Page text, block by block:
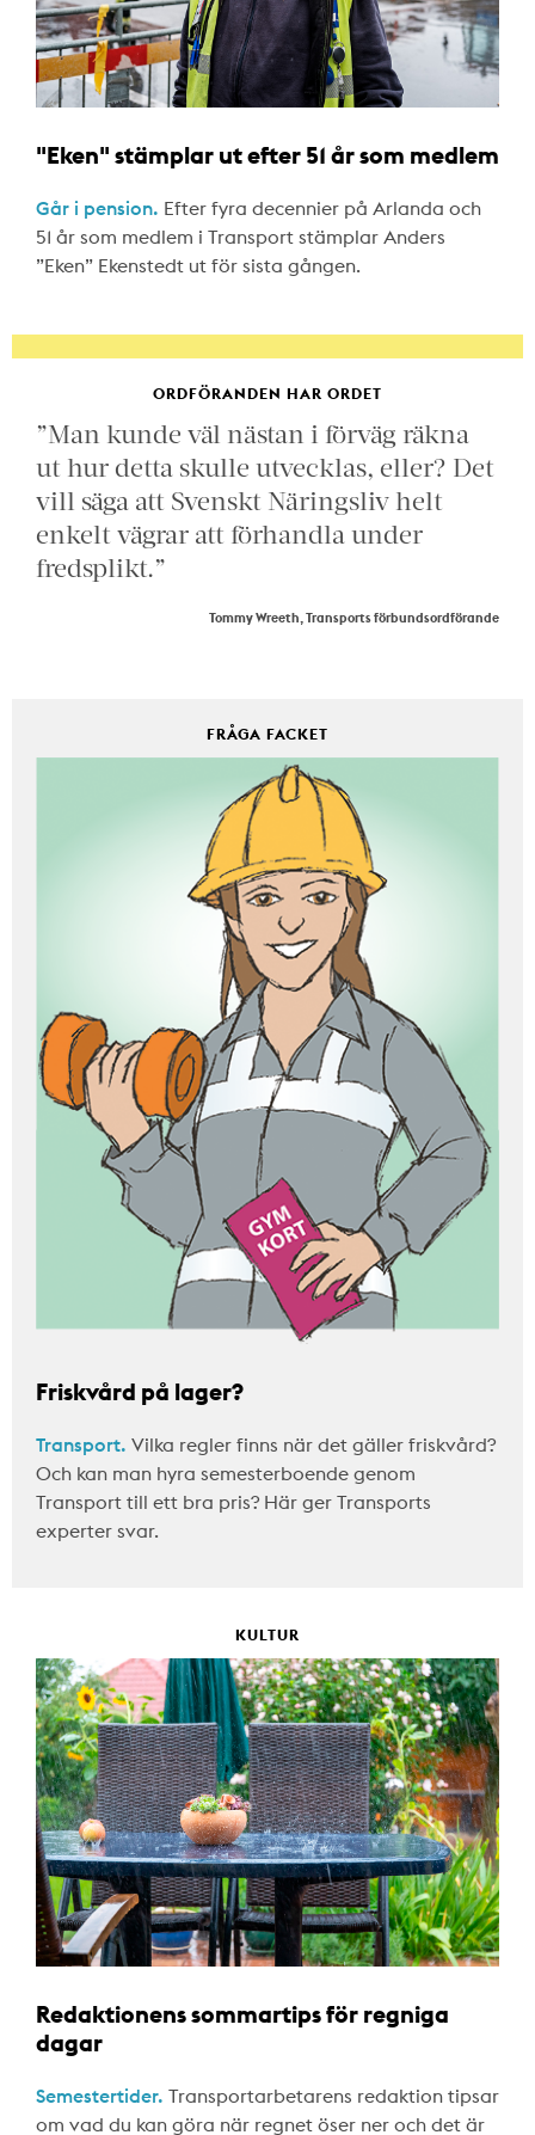
"Eken" stämplar ut efter 51 år som medlem
Går i pension. Efter fyra decennier på Arlanda och
51 år som medlem i Transport stämplar Anders
”Eken” Ekenstedt ut för sista gången.
ORDFÖRANDEN HAR ORDET
”Man kunde väl nästan i förväg räkna
ut hur detta skulle utvecklas, eller? Det
vill säga att Svenskt Näringsliv helt
enkelt vägrar att förhandla under
fredsplikt.”
Tommy Wreeth, Transports förbundsordförande
FRÅGA FACKET
Friskvård på lager?
Transport. Vilka regler finns när det gäller friskvård?
Och kan man hyra semesterboende genom
Transport till ett bra pris? Här ger Transports
experter svar.
KULTUR
Redaktionens sommartips för regniga
dagar
Semestertider. Transportarbetarens redaktion tipsar
om vad du kan göra när regnet öser ner och det är